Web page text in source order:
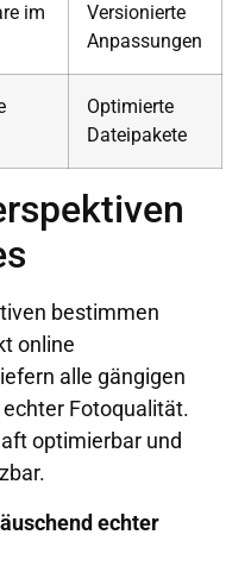
im
Versionierte
Anpassungen
Optimierte
Dateipakete
bestimmen
online
alle gängigen
Fotoqualität.
optimierbar und
echter